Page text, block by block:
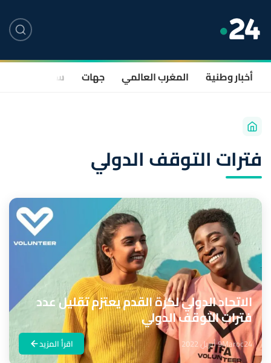
أخبار وطنية المغرب العالمي جهات سياسة
فترات التوقف الدولي
الاتحاد الدولي لكرة القدم يعتزم تقليل عدد
فترات التوقف الدولي
Maroc249 أبريل 2022 اقرأ المزيد